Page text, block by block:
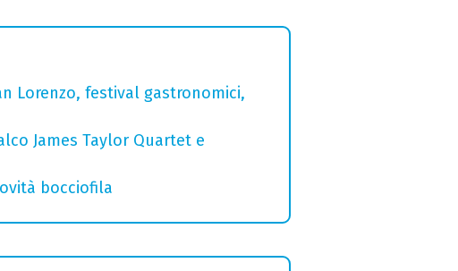
Lorenzo, festival gastronomici,
James Taylor Quartet e
bocciofila